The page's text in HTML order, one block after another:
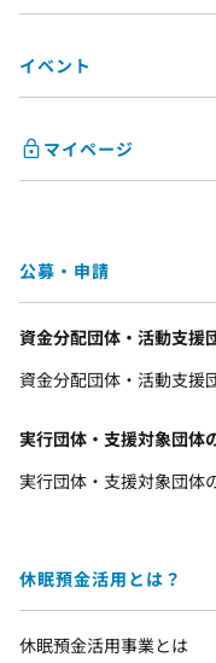
イベント
マイページ
公募・申請
資金分配団体・活動支援
資金分配団体・活動支援
実行団体・支援対象団体
実行団体・支援対象団体
休眠預金活用とは？
休眠預金活用事業とは